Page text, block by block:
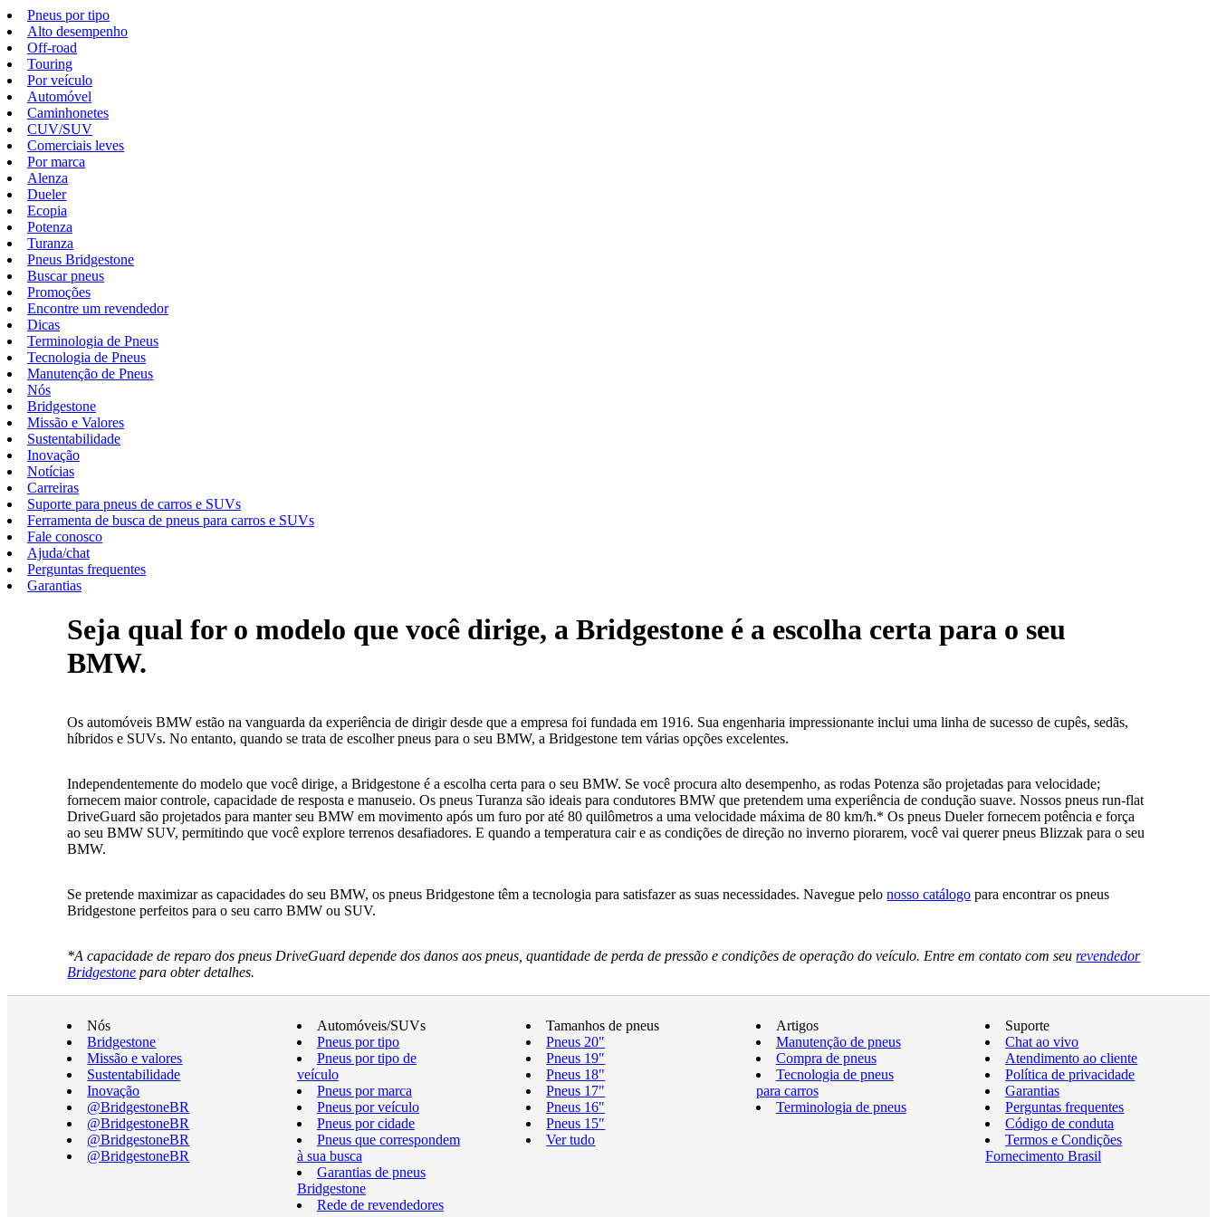
Pneus por tipo
Alto desempenho
Off-road
Touring
Por veículo
Automóvel
Caminhonetes
CUV/SUV
Comerciais leves
Por marca
Alenza
Dueler
Ecopia
Potenza
Turanza
Pneus Bridgestone
Buscar pneus
Promoções
Encontre um revendedor
Dicas
Terminologia de Pneus
Tecnologia de Pneus
Manutenção de Pneus
Nós
Bridgestone
Missão e Valores
Sustentabilidade
Inovação
Notícias
Carreiras
Suporte para pneus de carros e SUVs
Ferramenta de busca de pneus para carros e SUVs
Fale conosco
Ajuda/chat
Perguntas frequentes
Garantias
Seja qual for o modelo que você dirige, a Bridgestone é a escolha certa para o seu
BMW.
Os automóveis BMW estão na vanguarda da experiência de dirigir desde que a empresa foi fundada em 1916. Sua engenharia impressionante inclui uma linha de sucesso de cupês, sedãs,
híbridos e SUVs. No entanto, quando se trata de escolher pneus para o seu BMW, a Bridgestone tem várias opções excelentes.
Independentemente do modelo que você dirige, a Bridgestone é a escolha certa para o seu BMW. Se você procura alto desempenho, as rodas Potenza são projetadas para velocidade;
fornecem maior controle, capacidade de resposta e manuseio. Os pneus Turanza são ideais para condutores BMW que pretendem uma experiência de condução suave. Nossos pneus run-flat
DriveGuard são projetados para manter seu BMW em movimento após um furo por até 80 quilômetros a uma velocidade máxima de 80 km/h.* Os pneus Dueler fornecem potência e força
ao seu BMW SUV, permitindo que você explore terrenos desafiadores. E quando a temperatura cair e as condições de direção no inverno piorarem, você vai querer pneus Blizzak para o seu
BMW.
Se pretende maximizar as capacidades do seu BMW, os pneus Bridgestone têm a tecnologia para satisfazer as suas necessidades. Navegue pelonosso catálogo para encontrar os pneus
Bridgestone perfeitos para o seu carro BMW ou SUV.
*A capacidade de reparo dos pneus DriveGuard depende dos danos aos pneus, quantidade de perda de pressão e condições de operação do veículo. Entre em contato com seurevendedor
Bridgestone para obter detalhes.
Nós
Bridgestone
Missão e valores
Sustentabilidade
Inovação
@BridgestoneBR
@BridgestoneBR
@BridgestoneBR
@BridgestoneBR
Automóveis/SUVs
Pneus por tipo
Pneus por tipo de
veículo
Pneus por marca
Pneus por veículo
Pneus por cidade
Pneus que correspondem
à sua busca
Garantias de pneus
Bridgestone
Rede de revendedores
Tamanhos de pneus
Pneus 20"
Pneus 19"
Pneus 18"
Pneus 17"
Pneus 16"
Pneus 15"
Ver tudo
Artigos
Manutenção de pneus
Compra de pneus
Tecnologia de pneus
para carros
Terminologia de pneus
Suporte
Chat ao vivo
Atendimento ao cliente
Política de privacidade
Garantias
Perguntas frequentes
Código de conduta
Termos e Condições
Fornecimento Brasil